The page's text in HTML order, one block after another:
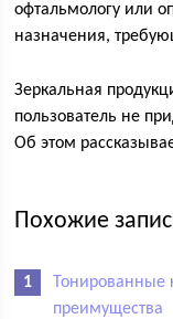
офтальмологу или
назначения,
Зеркальная
пользователь не
Об этом
Похожие
Тонированные
преимущества